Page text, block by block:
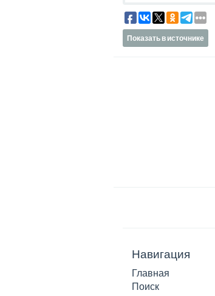
Показать в источнике
Навигация
Главная
Поиск